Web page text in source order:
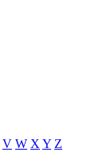
V W X Y Z